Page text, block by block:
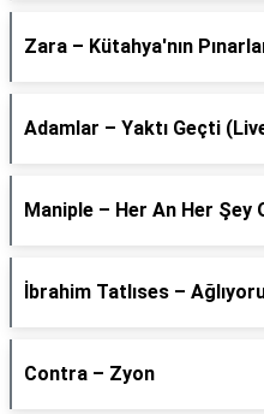
Zara – Kütahya'nın
Adamlar – Yaktı Geçti
Maniple – Her An Her Şey
İbrahim Tatlıses –
Contra – Zyon